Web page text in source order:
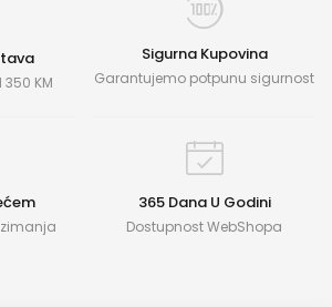
KM
Sigurna Kupovina
Garantujemo potpunu sigurnost
365 Dana U Godini
Dostupnost WebShopa